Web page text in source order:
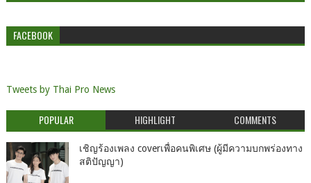
FACEBOOK
Tweets by Thai Pro News
POPULAR HIGHLIGHT COMMENTS
เชิญร้องเพลง coverเพื่อคนพิเศษ (ผู้มีความบกพร่องทาง
สติปัญญา)